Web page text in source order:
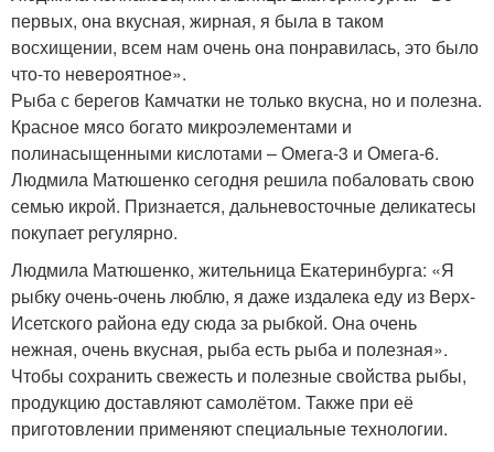
первых, она вкусная, жирная, я была в таком
восхищении, всем нам очень она понравилась, это было
что-то невероятное».
Рыба с берегов Камчатки не только вкусна, но и полезна.
Красное мясо богато микроэлементами и
полинасыщенными кислотами – Омега-3 и Омега-6.
Людмила Матюшенко сегодня решила побаловать свою
семью икрой. Признается, дальневосточные деликатесы
покупает регулярно.
Людмила Матюшенко, жительница Екатеринбурга: «Я
рыбку очень-очень люблю, я даже издалека еду из Верх-
Исетского района еду сюда за рыбкой. Она очень
нежная, очень вкусная, рыба есть рыба и полезная».
Чтобы сохранить свежесть и полезные свойства рыбы,
продукцию доставляют самолётом. Также при её
приготовлении применяют специальные технологии.